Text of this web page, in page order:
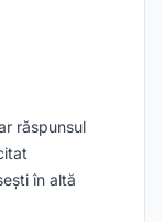
răspunsul
în altă